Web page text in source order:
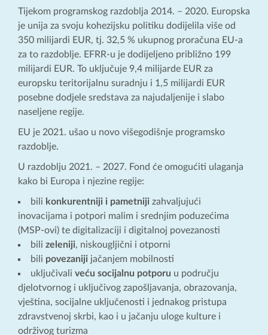
Tijekom programskog razdoblja 2014. – 2020. Europska
je unija za svoju kohezijsku politiku dodijelila više od
350 milijardi EUR, tj. 32,5 % ukupnog proračuna EU-a
za to razdoblje. EFRR-u je dodijeljeno približno 199
milijardi EUR. To uključuje 9,4 milijarde EUR za
europsku teritorijalnu suradnju i 1,5 milijardi EUR
posebne dodjele sredstava za najudaljenije i slabo
naseljene regije.
EU je 2021. ušao u novo višegodišnje programsko
razdoblje.
U razdoblju 2021. – 2027. Fond će omogućiti ulaganja
kako bi Europa i njezine regije:
bili konkurentniji i pametniji zahvaljujući
inovacijama i potpori malim i srednjim poduzećima
(MSP-ovi) te digitalizaciji i digitalnoj povezanosti
bili zeleniji, niskougljični i otporni
bili povezaniji jačanjem mobilnosti
uključivali veću socijalnu potporu u području
djelotvornog i uključivog zapošljavanja, obrazovanja,
vještina, socijalne uključenosti i jednakog pristupa
zdravstvenoj skrbi, kao i u jačanju uloge kulture i
održivog turizma